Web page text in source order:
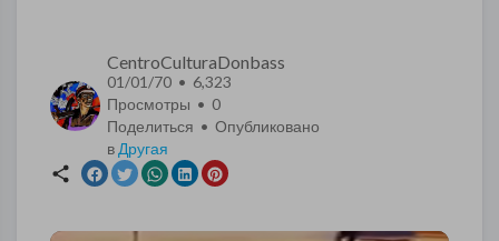
CentroCulturaDonbass
01/01/70 • 6,323
Просмотры • 0
Поделиться • Опубликовано
в Другая